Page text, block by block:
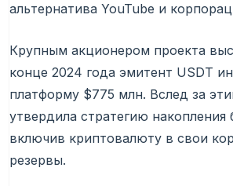
альтернатива YouTube и
Крупным акционером проекта
конце 2024 года эмитент USDT
платформу $775 млн. Вслед за
утвердила стратегию накопления
включив криптовалюту в свои
резервы.